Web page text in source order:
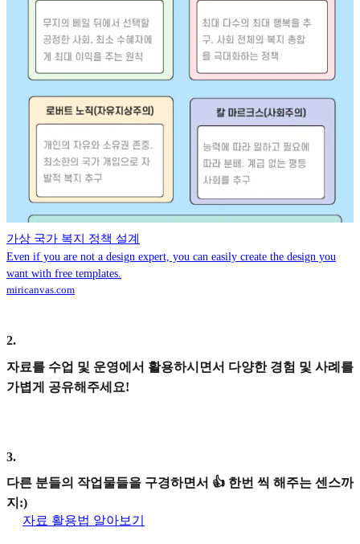
가상 국가 복지 정책 설계
Even if you are not a design expert, you can easily create the design you
want with free templates.
miricanvas.com
2.
자료를 수업 및 운영에서 활용하시면서 다양한 경험 및 사례를
가볍게 공유해주세요!
3.
다른 분들의 작업물들을 구경하면서 👍 한번 씩 해주는 센스까
지:)
자료 활용법 알아보기